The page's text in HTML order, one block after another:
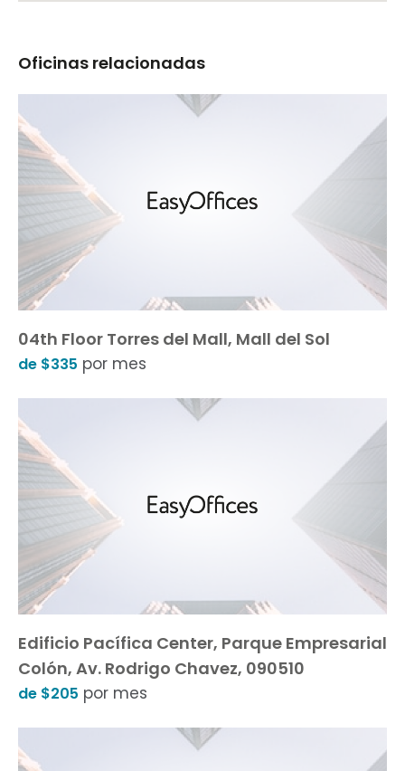
Oficinas relacionadas
04th Floor Torres del Mall, Mall del Sol
de $335 por mes
Edificio Pacífica Center, Parque Empresarial
Colón, Av. Rodrigo Chavez, 090510
de $205 por mes